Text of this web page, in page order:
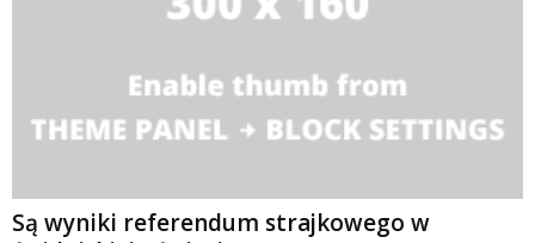
Są wyniki referendum strajkowego w